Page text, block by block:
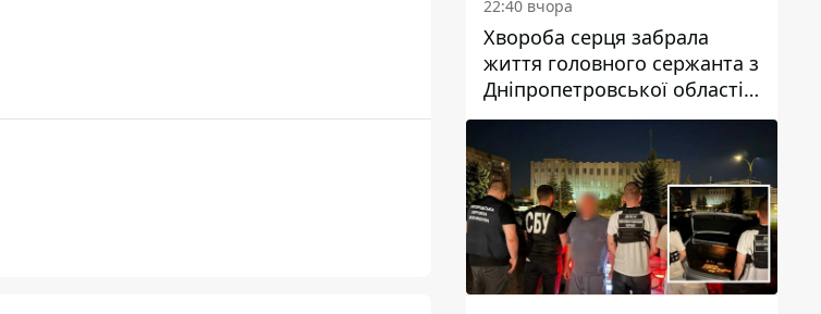
22:40 вчора
Хвороба серця забрала
життя головного сержанта з
Дніпропетровської області
Юрія Свистуна